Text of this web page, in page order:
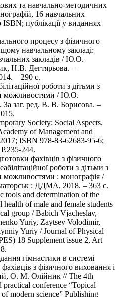
та навчально-методичних
16 навчальних
ISBN; публікації у виданнях
процесу з фізичного
навчальному закладі:
закладів / Ю.О.
Н.В. Дегтярьова. –
– 290 с.
роботи з дітьми з
можливостями / Ю.О.
заг. ред. В. В. Борисова. –
Society: Social Aspects.
of Management and
ISBN 978-83-62683-95-6;
244.
фахівців з фізичного
роботи з дітьми з
: монографія /
: ДДМА, 2018. – 363 с.
tools and determination of the
of male and female students
group / Babich Vjacheslav,
Yuriy, Zaytsev Volodimir,
Yuriy / Journal of Physical
18 Supplement issue 2, Art
гімнастики в системі
з фізичного виховання і
О. М. Олійник // The 4th
conference “Topical
modern science” Publishing